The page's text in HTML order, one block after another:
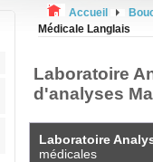
Accueil
Médicale Langlais
Laboratoire
d'analyses
Laboratoire
médicales